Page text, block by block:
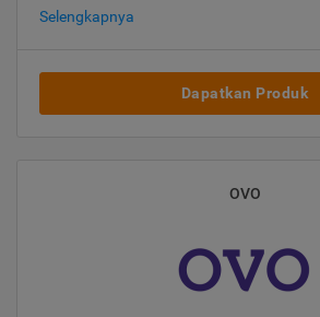
Selengkapnya
Dapatkan Produk
OVO